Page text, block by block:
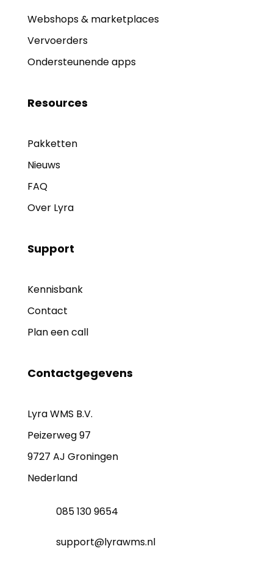
Webshops & marketplaces
Vervoerders
Ondersteunende apps
Resources
Pakketten
Nieuws
FAQ
Over Lyra
Support
Kennisbank
Contact
Plan een call
Contactgegevens
Lyra WMS B.V.
Peizerweg 97
9727 AJ Groningen
Nederland
085 130 9654
support@lyrawms.nl